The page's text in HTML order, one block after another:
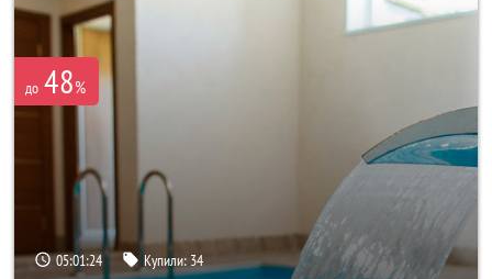
до 48%
05:01:23 Купили: 34